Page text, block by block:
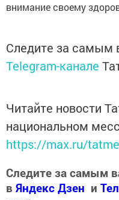
внимание своему
Следите за самым
Telegram-канале
Читайте новости
национальном
https://max.ru/
Следите за самым
в Яндекс Дзен и